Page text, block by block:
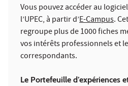
Vous pouvez accéder au
l’UPEC, à partir d’E-Campus.
regroupe plus de 1000 fiches
vos intérêts professionnels et
correspondants.
Le Portefeuille d’expériences